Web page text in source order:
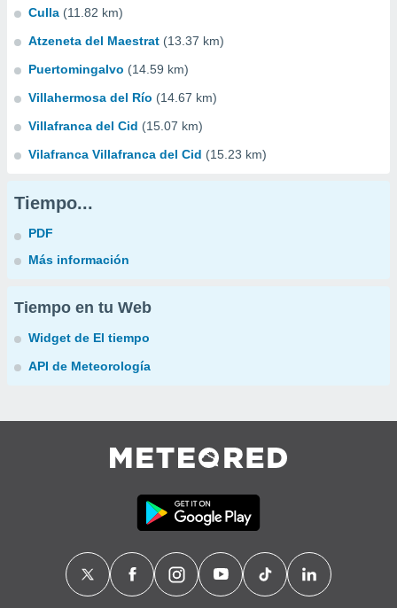
Culla (11.82 km)
Atzeneta del Maestrat (13.37 km)
Puertomingalvo (14.59 km)
Villahermosa del Río (14.67 km)
Villafranca del Cid (15.07 km)
Vilafranca Villafranca del Cid (15.23 km)
Tiempo...
PDF
Más información
Tiempo en tu Web
Widget de El tiempo
API de Meteorología